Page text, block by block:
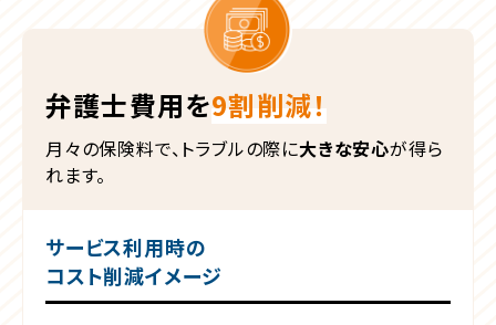
弁護士費用を9割削減！
月々の保険料で、トラブルの際に大きな安心が得ら
れます。
サービス利用時の
コスト削減イメージ